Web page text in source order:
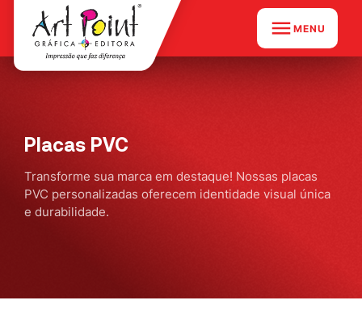
MENU
Placas PVC
Transforme sua marca em destaque! Nossas placas
PVC personalizadas oferecem identidade visual única
e durabilidade.